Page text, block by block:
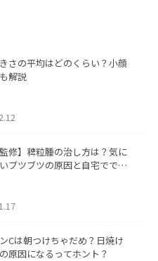
さの平均はどのくらい？小顔
解説
監修】稗粒腫の治し方は？気に
ブツブツの原因と自宅ででき
Cは朝つけちゃだめ？日焼け
原因になるってホント？